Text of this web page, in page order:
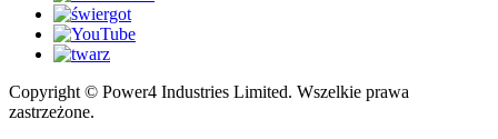
Copyright © Power4 Industries Limited. Wszelkie prawa
zastrzeżone.